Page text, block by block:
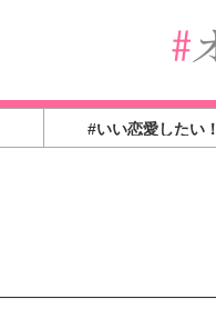
#いい恋愛したい！